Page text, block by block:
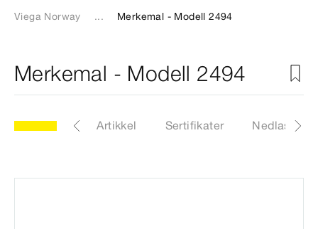
Viega Norway ... Merkemal - Modell 2494
Merkemal - Modell 2494
Modell 2494 Artikkel Sertifikater